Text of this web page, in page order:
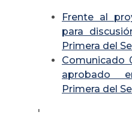
Frente al
para
Primera del
aprobado
Primera del
'